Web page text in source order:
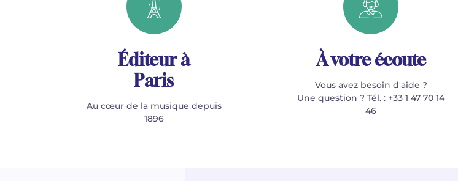
Éditeur à
Paris
Au cœur de la musique depuis
1896
À votre écoute
Vous avez besoin d'aide ?
Une question ? Tél. : +33 1 47 70 14
46